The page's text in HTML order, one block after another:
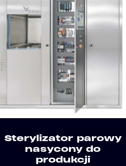
Sterylizator parowy
nasycony do
produkcji